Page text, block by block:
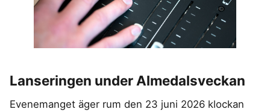
Lanseringen under Almedalsveckan
Evenemanget äger rum den 23 juni 2026 klockan